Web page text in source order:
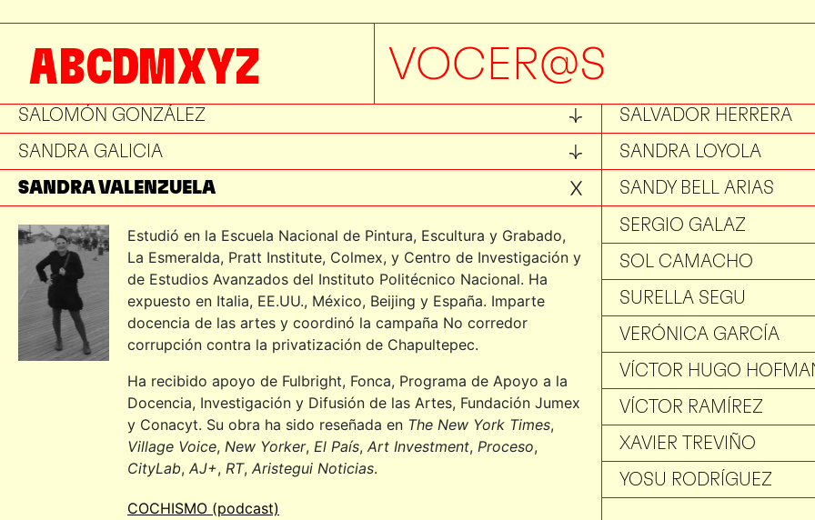
ABCDMXYZ VOCER@S
ROSALBA GONZÁLEZ
SALOMÓN GONZÁLEZ
SALVADOR HERRERA
SANDRA GALICIA
SANDRA LOYOLA
SANDRA VALENZUELA
Estudió en la Escuela Nacional de Pintura, Escultura y Grabado,
La Esmeralda, Pratt Institute, Colmex, y Centro de Investigación y
de Estudios Avanzados del Instituto Politécnico Nacional. Ha
expuesto en Italia, EE.UU., México, Beijing y España. Imparte
docencia de las artes y coordinó la campaña No corredor
corrupción contra la privatización de Chapultepec.
Ha recibido apoyo de Fulbright, Fonca, Programa de Apoyo a la
Docencia, Investigación y Difusión de las Artes, Fundación Jumex
y Conacyt. Su obra ha sido reseñada en The New York Times,
Village Voice, New Yorker, El País, Art Investment, Proceso,
CityLab, AJ+, RT, Aristegui Noticias.
COCHISMO (podcast)
SANDY BELL ARIAS
SERGIO BELTRÁN
SERGIO GALAZ
SIOBHAN GUERRERO
SOL CAMACHO
STEPHANIE GARCÍA
SURELLA SEGU
TATIANA BILBAO
VERÓNICA GARCÍA
VÍCTOR HUGO
VÍCTOR MÁRQUEZ
VÍCTOR RAMÍREZ
VÍCTOR RICO
XAVIER TREVIÑO
XIMENA OCAMPO
YOSU RODRÍGUEZ